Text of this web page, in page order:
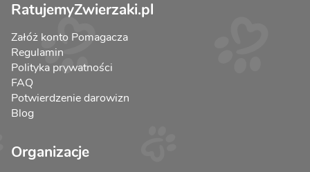
RatujemyZwierzaki.pl
Załóż konto Pomagacza
Regulamin
Polityka prywatności
FAQ
Potwierdzenie darowizn
Blog
Organizacje